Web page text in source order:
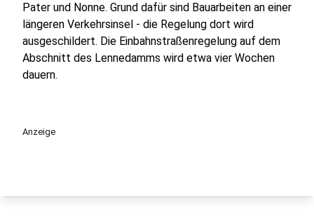
Pater und Nonne. Grund dafür sind Bauarbeiten an einer
längeren Verkehrsinsel - die Regelung dort wird
ausgeschildert. Die Einbahnstraßenregelung auf dem
Abschnitt des Lennedamms wird etwa vier Wochen
dauern.
Anzeige